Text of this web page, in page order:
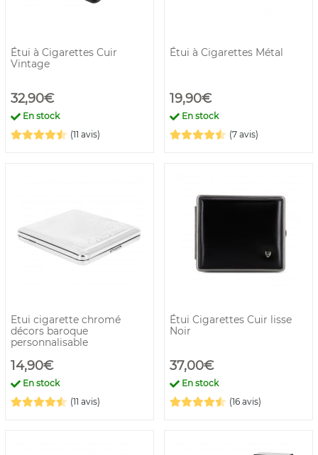
Étui à Cigarettes Cuir
Vintage
32,90€
En stock
(11 avis)
Étui à Cigarettes Métal
19,90€
En stock
(7 avis)
Etui cigarette chromé
décors baroque
personnalisable
14,90€
En stock
(11 avis)
Étui Cigarettes Cuir lisse
Noir
37,00€
En stock
(16 avis)